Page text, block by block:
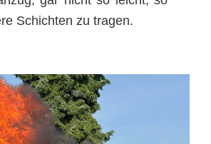
Schichten zu tragen.